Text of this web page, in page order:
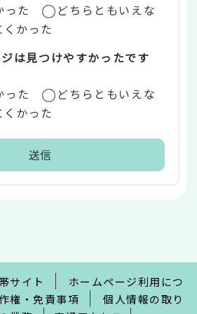
った
どちらともいえな
かった
は見つけやすかったです
った
どちらともいえな
くかった
サイト
ホームページ利用につ
権・免責事項
個人情報の取り